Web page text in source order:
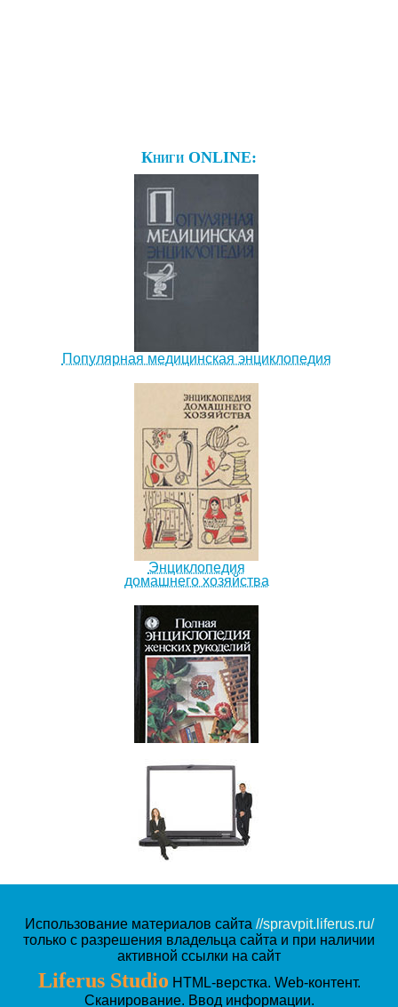
Книги ONLINE:
Популярная медицинская энциклопедия
Энциклопедия
домашнего хозяйства
Полная энциклопедия
женских рукоделий
Использование материалов сайта //spravpit.liferus.ru/
только с разрешения владельца сайта и при наличии
активной ссылки на сайт
Liferus Studio HTML-верстка. Web-контент.
Сканирование. Ввод информации.